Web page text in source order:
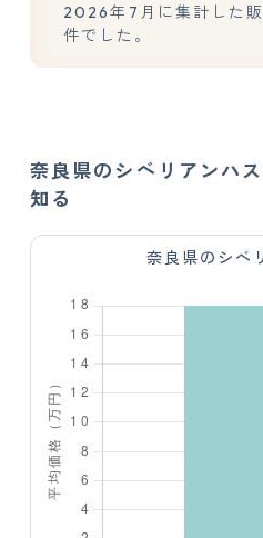
2026年7月に集計した
件でした。
奈良県のシベリアンハ
知る
奈良県のシベ